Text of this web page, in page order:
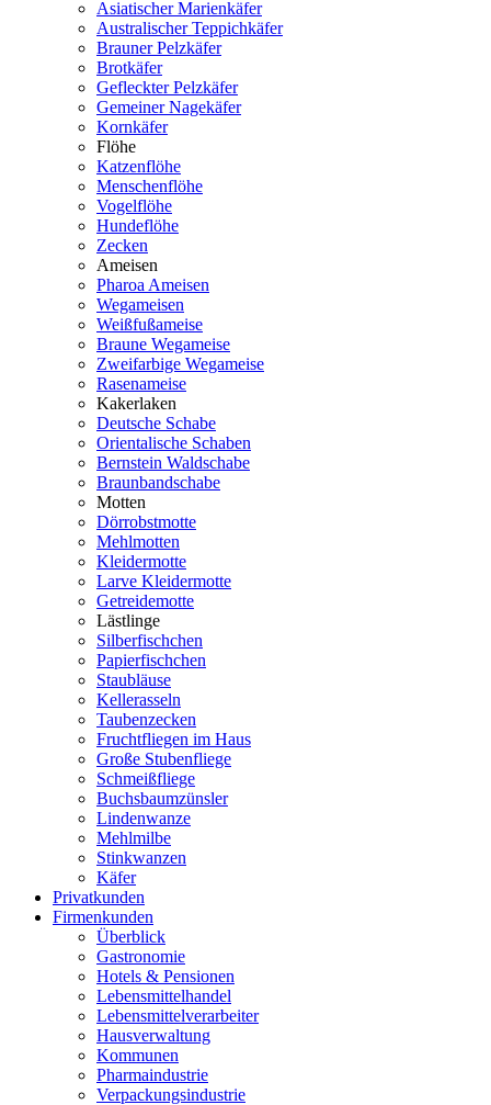
Asiatischer Marienkäfer
Australischer Teppichkäfer
Brauner Pelzkäfer
Brotkäfer
Gefleckter Pelzkäfer
Gemeiner Nagekäfer
Kornkäfer
Flöhe
Katzenflöhe
Menschenflöhe
Vogelflöhe
Hundeflöhe
Zecken
Ameisen
Pharoa Ameisen
Wegameisen
Weißfußameise
Braune Wegameise
Zweifarbige Wegameise
Rasenameise
Kakerlaken
Deutsche Schabe
Orientalische Schaben
Bernstein Waldschabe
Braunbandschabe
Motten
Dörrobstmotte
Mehlmotten
Kleidermotte
Larve Kleidermotte
Getreidemotte
Lästlinge
Silberfischchen
Papierfischchen
Staubläuse
Kellerasseln
Taubenzecken
Fruchtfliegen im Haus
Große Stubenfliege
Schmeißfliege
Buchsbaumzünsler
Lindenwanze
Mehlmilbe
Stinkwanzen
Käfer
Privatkunden
Firmenkunden
Überblick
Gastronomie
Hotels & Pensionen
Lebensmittelhandel
Lebensmittelverarbeiter
Hausverwaltung
Kommunen
Pharmaindustrie
Verpackungsindustrie